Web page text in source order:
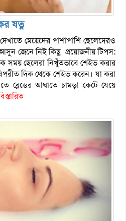
যত্ন
মেয়েদের পাশাপাশি ছেলেদেরও
জেনে নিই কিছু প্রয়োজনীয় টিপস:
সময় ছেলেরা নিখুঁতভাবে শেইভ করার
দিক থেকে শেইভ করেন। যা করা
আঘাতে চামড়া কেটে যেয়ে